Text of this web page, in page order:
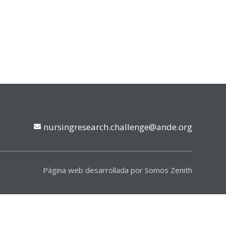
nursingresearch.challenge@ande.org
Página web desarrollada por Somos Zenith